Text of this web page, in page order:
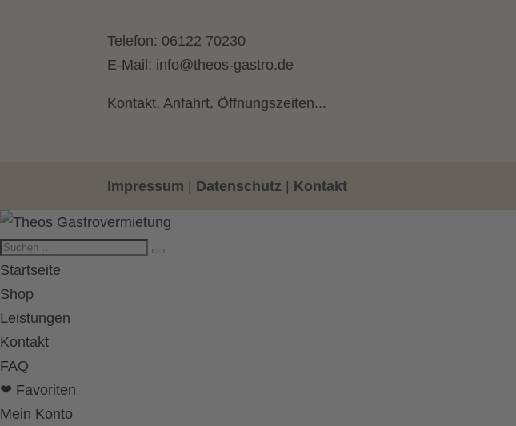
Telefon: 06122 70230
E-Mail: info@theos-gastro.de
Kontakt, Anfahrt, Öffnungszeiten...
Impressum | Datenschutz | Kontakt
Startseite
Shop
Leistungen
Kontakt
FAQ
❤ Favoriten
Mein Konto